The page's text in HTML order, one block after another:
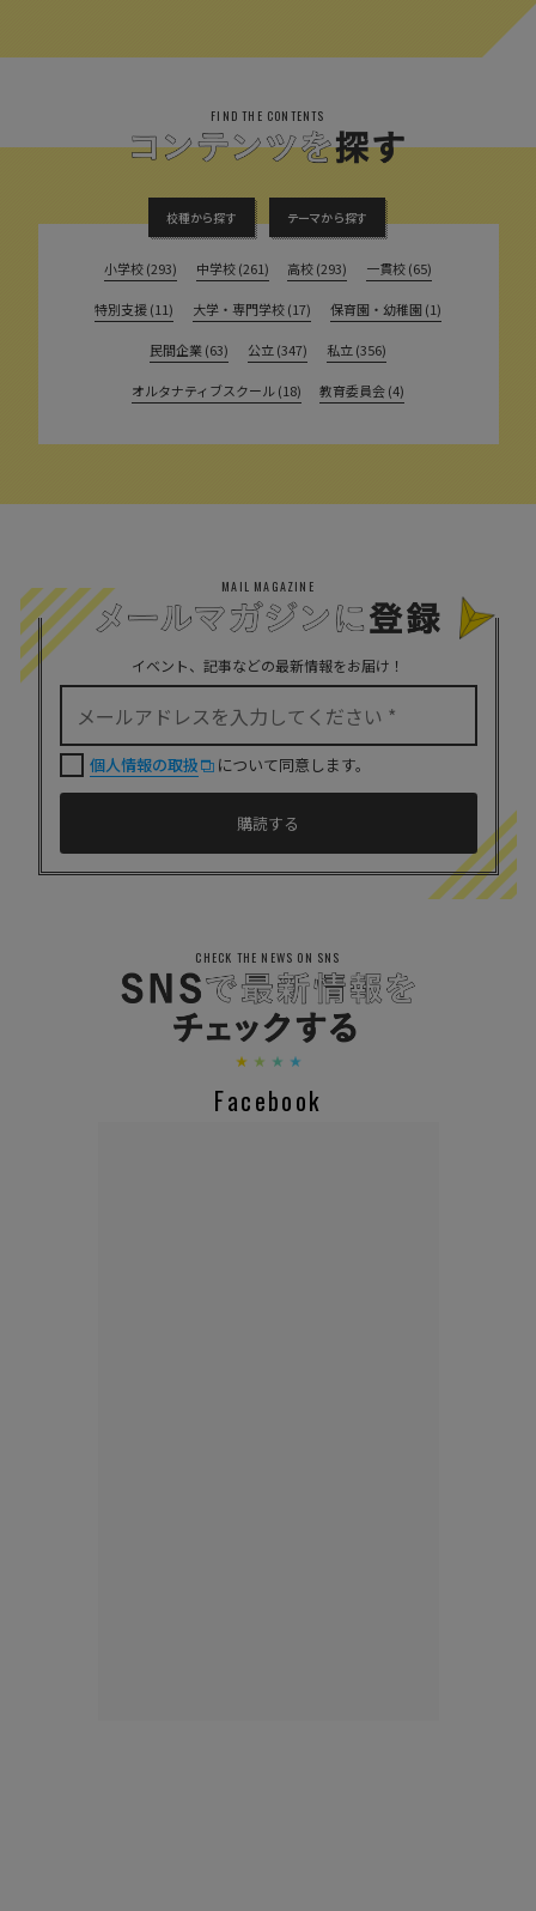
FIND THE CONTENTS
校種から探す テーマから探す
小学校 (293) 中学校 (261) 高校 (293) 一貫校 (65)
特別支援 (11) 大学・専門学校 (17) 保育園・幼稚園 (1)
民間企業 (63) 公立 (347) 私立 (356)
オルタナティブスクール (18) 教育委員会 (4)
MAIL MAGAZINE
イベント、記事などの最新情報をお届け！
個人情報の取扱 について同意します。
CHECK THE NEWS ON SNS
Facebook